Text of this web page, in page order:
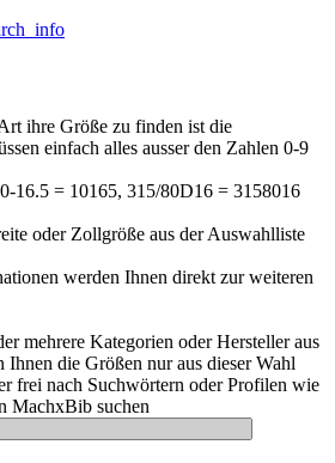
ihre Größe zu finden ist die
einfach alles ausser den Zahlen 0-9
16.5 = 10165, 315/80D16 = 3158016
oder Zollgröße aus der Auswahlliste
werden Ihnen direkt zur weiteren
mehrere Kategorien oder Hersteller aus
Ihnen die Größen nur aus dieser Wahl
frei nach Suchwörtern oder Profilen wie
MachxBib suchen